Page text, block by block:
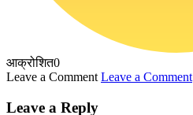
आक्रोशित0
Leave a Comment Leave a Comment
Leave a Reply